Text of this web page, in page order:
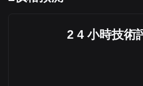
2 4 小時技術